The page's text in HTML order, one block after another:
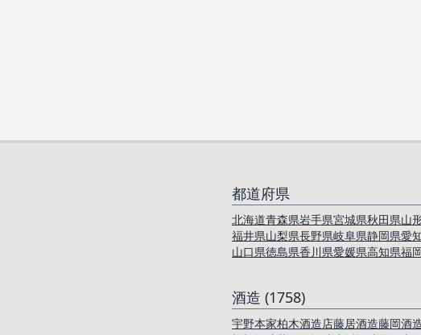
都道府県
北海道青森県岩手県宮城県秋田県山
福井県山梨県長野県岐阜県静岡県愛
山口県徳島県香川県愛媛県高知県福
酒造 (1758)
宇野本家柏木酒造店藤居酒造藤岡酒